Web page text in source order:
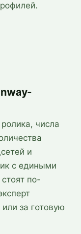
числа
и
с едиными
по-
за готовую